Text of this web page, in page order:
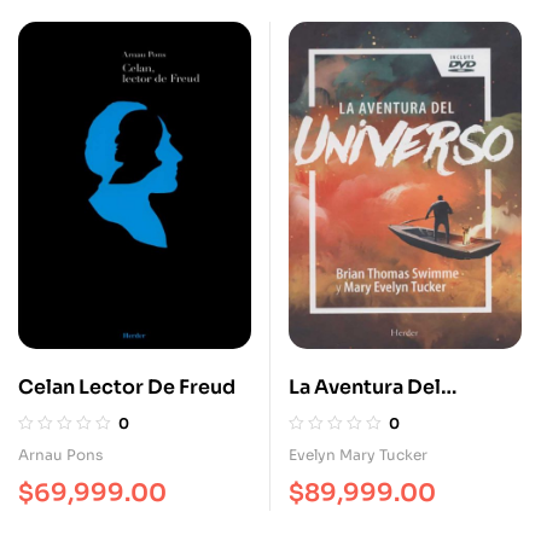
Celan Lector De Freud
0
Arnau Pons
$69,999.00
La Aventura Del
Universo (+Cd)
0
Evelyn Mary Tucker
$89,999.00